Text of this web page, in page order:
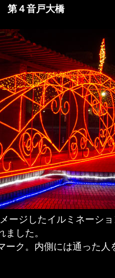
第４音戸大橋
ージしたイルミネーシ
ました。
ーク。内側には通った人